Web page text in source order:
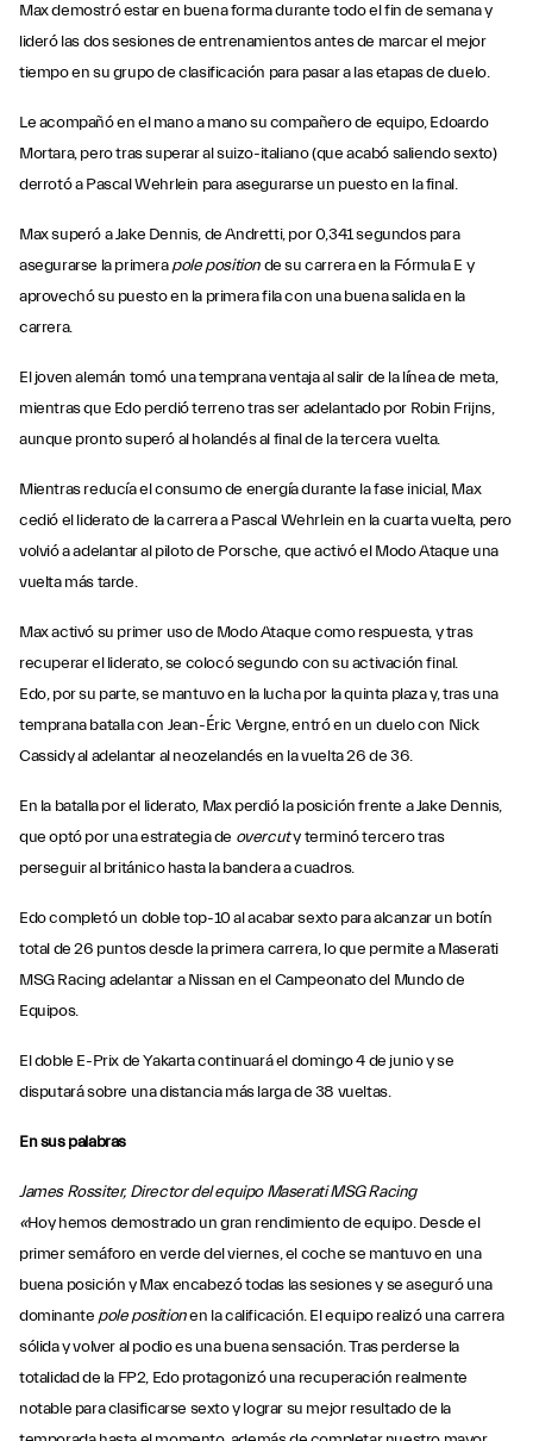
Max demostró estar en buena forma durante todo el fin de semana y
lideró las dos sesiones de entrenamientos antes de marcar el mejor
tiempo en su grupo de clasificación para pasar a las etapas de duelo.
Le acompañó en el mano a mano su compañero de equipo, Edoardo
Mortara, pero tras superar al suizo-italiano (que acabó saliendo sexto)
derrotó a Pascal Wehrlein para asegurarse un puesto en la final.
Max superó a Jake Dennis, de Andretti, por 0,341 segundos para
asegurarse la primerapole positionde su carrera en la Fórmula E y
aprovechó su puesto en la primera fila con una buena salida en la
carrera.
El joven alemán tomó una temprana ventaja al salir de la línea de meta,
mientras que Edo perdió terreno tras ser adelantado por Robin Frijns,
aunque pronto superó al holandés al final de la tercera vuelta.
Mientras reducía el consumo de energía durante la fase inicial, Max
cedió el liderato de la carrera a Pascal Wehrlein en la cuarta vuelta, pero
volvió a adelantar al piloto de Porsche, que activó el Modo Ataque una
vuelta más tarde.
Max activó su primer uso de Modo Ataque como respuesta, y tras
recuperar el liderato, se colocó segundo con su activación final.
Edo, por su parte, se mantuvo en la lucha por la quinta plaza y, tras una
temprana batalla con Jean-Éric Vergne, entró en un duelo con Nick
Cassidy al adelantar al neozelandés en la vuelta 26 de 36.
En la batalla por el liderato, Max perdió la posición frente a Jake Dennis,
que optó por una estrategia de overcuty terminó tercero tras
perseguir al británico hasta la bandera a cuadros.
Edo completó un doble top-10 al acabar sexto para alcanzar un botín
total de 26 puntos desde la primera carrera, lo que permite a Maserati
MSG Racing adelantar a Nissan en el Campeonato del Mundo de
Equipos.
El doble E-Prix de Yakarta continuará el domingo 4 de junio y se
disputará sobre una distancia más larga de 38 vueltas.
En sus palabras
James Rossiter, Director del equipo Maserati MSG Racing
«Hoy hemos demostrado un gran rendimiento de equipo. Desde el
primer semáforo en verde del viernes, el coche se mantuvo en una
buena posición y Max encabezó todas las sesiones y se aseguró una
dominante pole positionen la calificación. El equipo realizó una carrera
sólida y volver al podio es una buena sensación. Tras perderse la
totalidad de la FP2, Edo protagonizó una recuperación realmente
notable para clasificarse sexto y lograr su mejor resultado de la